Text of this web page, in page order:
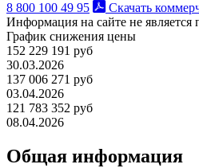
8 800 100 49 95
Скачать
Информация на сайте не является
График снижения цены
152 229 191 руб
30.03.2026
137 006 271 руб
03.04.2026
121 783 352 руб
08.04.2026
Общая информация